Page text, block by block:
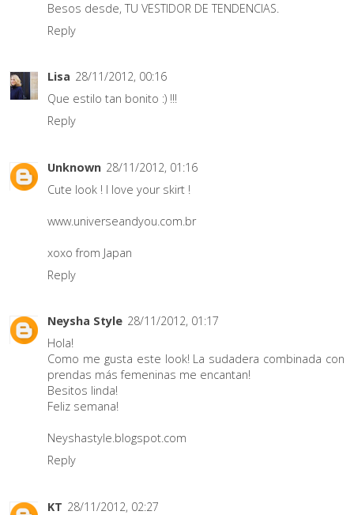
Besos desde, TU VESTIDOR DE TENDENCIAS.
Reply
Lisa 28/11/2012, 00:16
Que estilo tan bonito :) !!!
Reply
Unknown 28/11/2012, 01:16
Cute look ! I love your skirt !
www.universeandyou.com.br
xoxo from Japan
Reply
Neysha Style 28/11/2012, 01:17
Hola!
Como me gusta este look! La sudadera combinada con
prendas más femeninas me encantan!
Besitos linda!
Feliz semana!
Neyshastyle.blogspot.com
Reply
KT 28/11/2012, 02:27